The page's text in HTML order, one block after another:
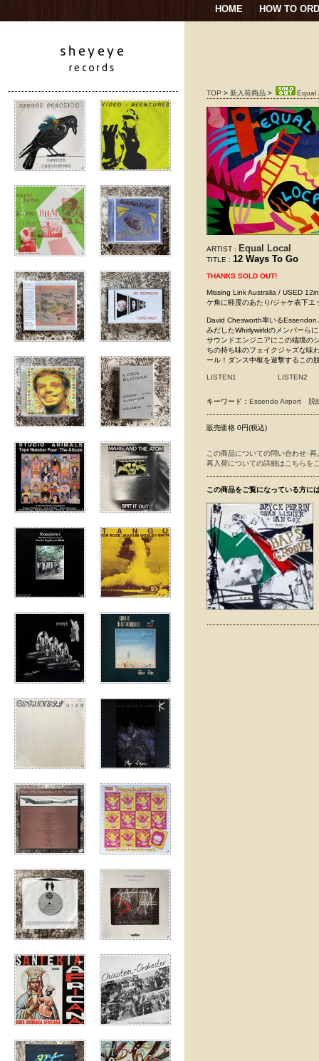
HOME HOW TO
TOP > 新入荷商品 > Equal
ARTIST : Equal Local
TITLE : 12 Ways To Go
THANKS SOLD OUT!
Missing Link Australia / USED
ケ角に軽度のあたり/ジャケ表下エ
David Chesworth率いるEssendon
みだしたWhirlywirldのメンバーら
サウンドエンジニアにこの端境の
ちの持ち味のフェイクジャズな味
ール！ダンス中枢を遊撃するこの
LISTEN1 LISTEN2
キーワード： Essendo Airport 脱
販売価格 0円(税込)
この商品についての問い合わせ･
再入荷についての詳細はこちらを
この商品をご覧になっている方に